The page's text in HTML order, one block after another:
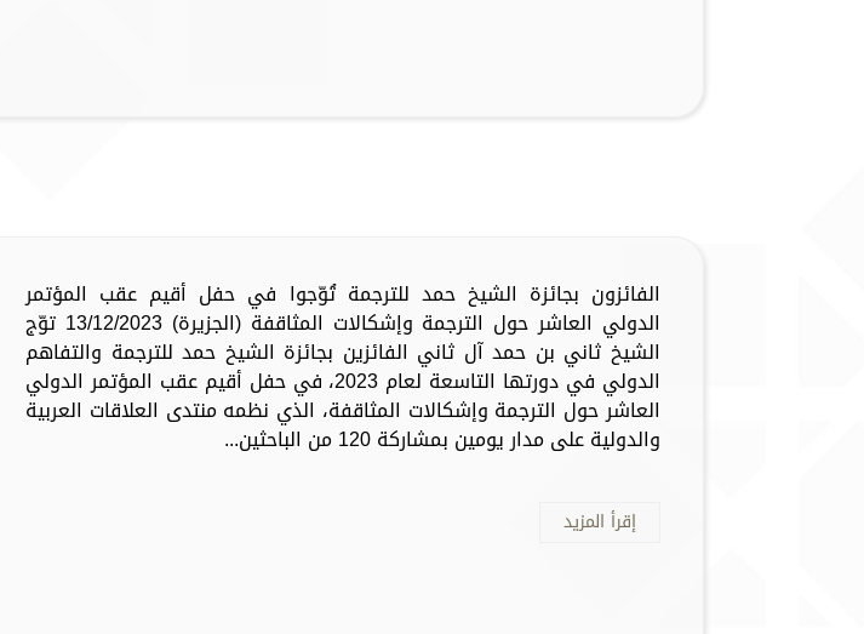
الفائزون بجائزة الشيخ حمد للترجمة تُوّجوا في حفل أقيم عقب المؤتمر
الدولي العاشر حول الترجمة وإشكالات المثاقفة (الجزيرة) 13/12/2023 توّج
الشيخ ثاني بن حمد آل ثاني الفائزين بجائزة الشيخ حمد للترجمة والتفاهم
الدولي في دورتها التاسعة لعام 2023، في حفل أقيم عقب المؤتمر الدولي
العاشر حول الترجمة وإشكالات المثاقفة، الذي نظمه منتدى العلاقات العربية
والدولية على مدار يومين بمشاركة 120 من الباحثين...
إقرأ المزيد